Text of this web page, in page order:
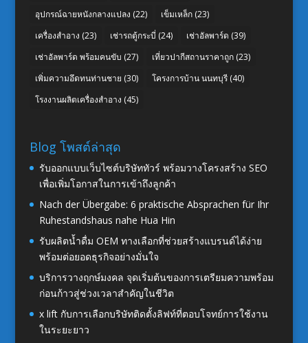
อุปกรณ์ฉายหนังกลางแปลง (22) เข็มเหล็ก(23)
เครื่องสำอาง (23) เช่ารถตู้กระบี่ (24) เช่าอัลพาร์ด (39)
เช่าอัลพาร์ด พร้อมคนขับ (27) เที่ยวปากีสถานราคาถูก(23)
เพิ่มความอึดทนท่านชาย (30) โครงการบ้าน นนทบุรี(40)
โรงงานผลิตเครื่องสำอาง (45)
Blog โพสต์ล่าสุด
รับออกแบบเว็บไซต์บริษัททัวร์ พร้อมวางโครงสร้าง SEO
เพื่อเพิ่มโอกาสในการเข้าถึงลูกค้า
Nach der Übergabe: 6 praktische Absprachen für Ihr
Ruhestandshaus nahe Hua Hin
รับผลิตน้ำดื่ม OEM ทางเลือกที่ช่วยสร้างแบรนด์ได้ง่าย
พร้อมต่อยอดธุรกิจอย่างมั่นใจ
บริการวางฤกษ์มงคล จุดเริ่มต้นของการเตรียมความพร้อม
ก่อนก้าวสู่ช่วงเวลาสำคัญในชีวิต
x lift กับการเลือกบริษัทติดตั้งลิฟท์ที่ตอบโจทย์การใช้งาน
ในระยะยาว